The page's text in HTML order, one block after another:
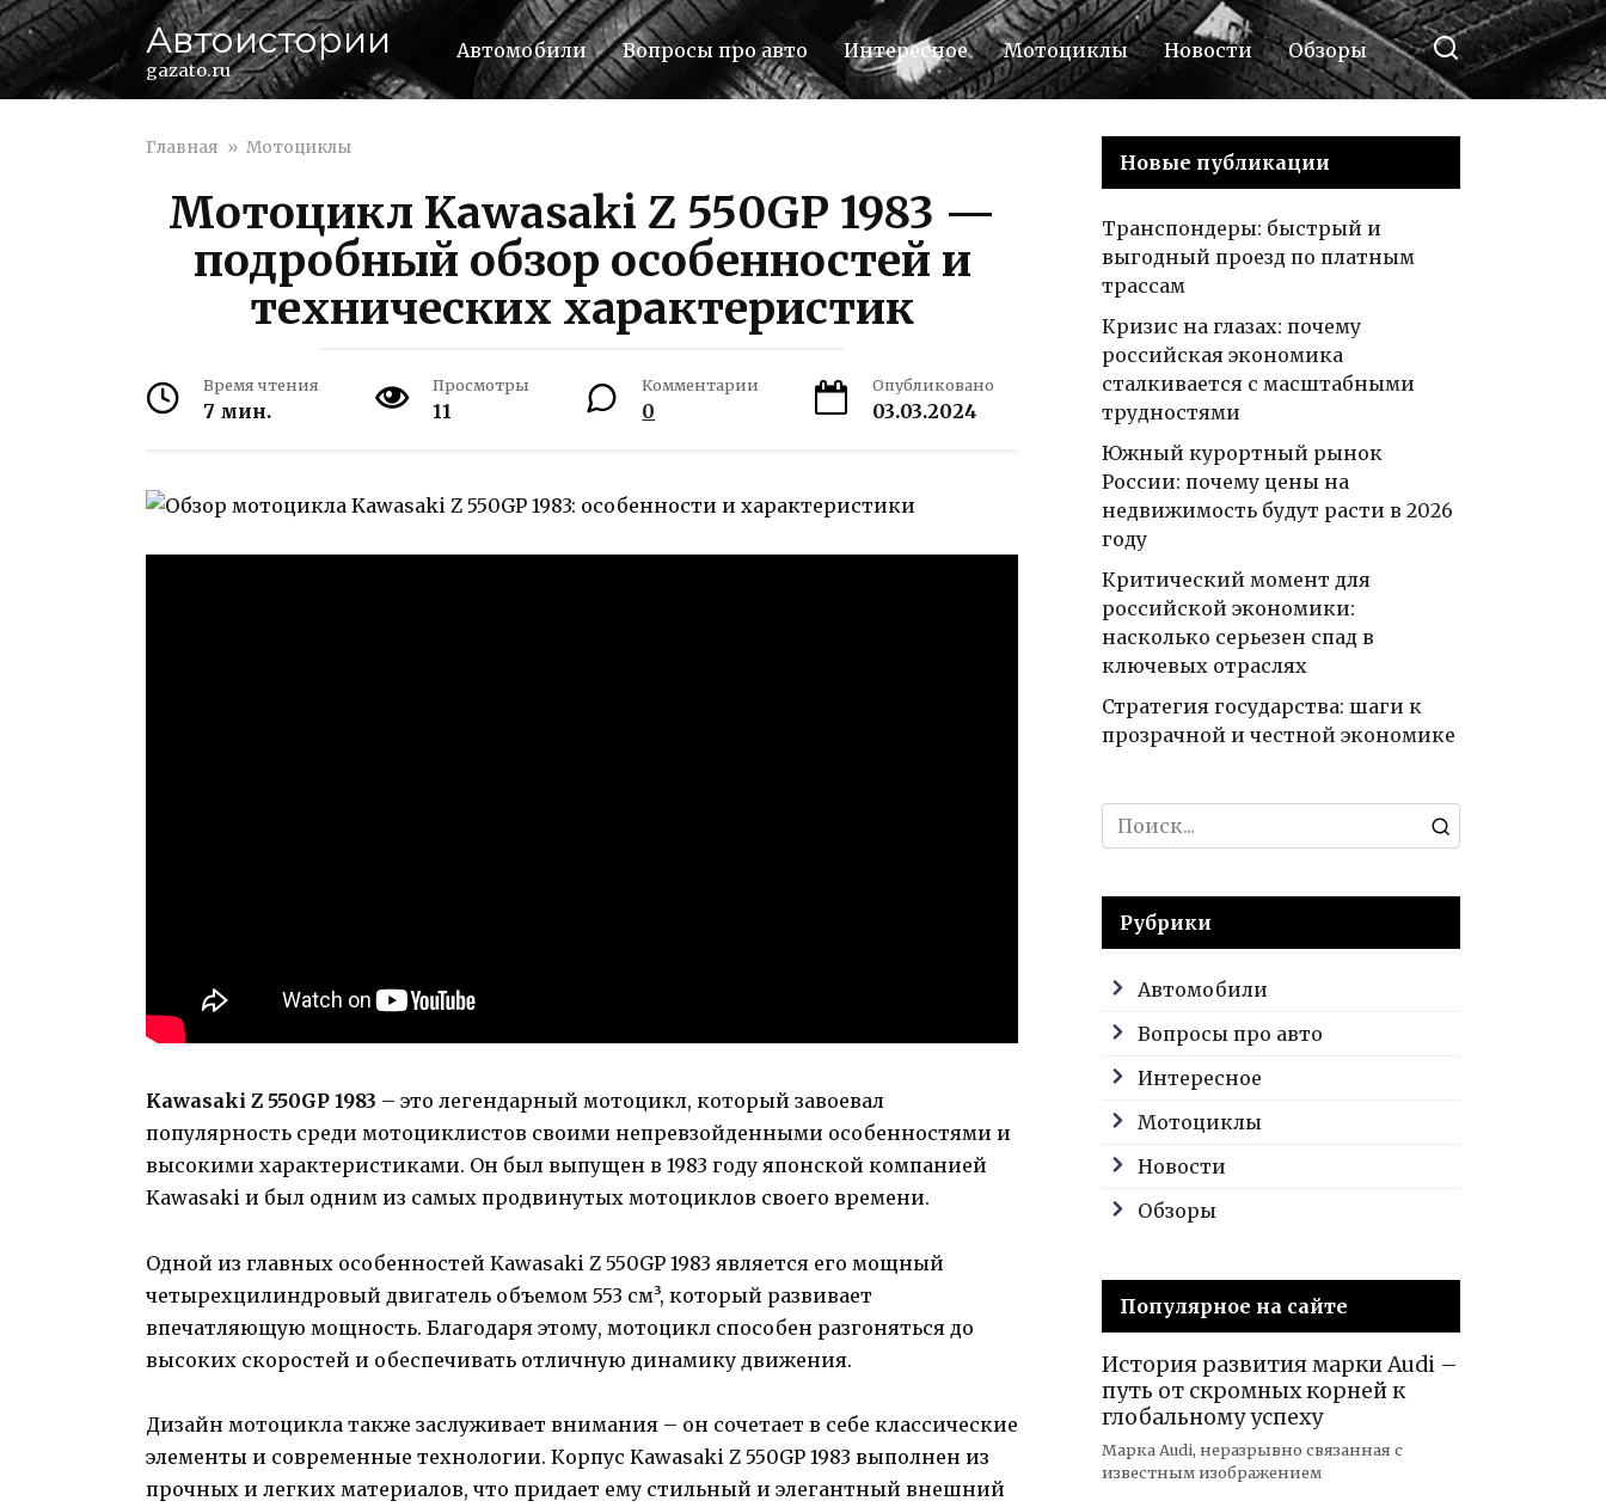
Перейти
к
контенту
Автоистории
gazato.ru
Автомобили Вопросы про авто Интересное Мотоциклы Новости Обзоры
Главная » Мотоциклы
Мотоцикл Kawasaki Z 550GP 1983 —
подробный обзор особенностей и
технических характеристик
Время чтения
7 мин.
Просмотры
11
Комментарии
0
Опубликовано
03.03.2024
Kawasaki Z 550GP 1983 – это легендарный мотоцикл, который завоевал
популярность среди мотоциклистов своими непревзойденными особенностями и
высокими характеристиками. Он был выпущен в 1983 году японской компанией
Kawasaki и был одним из самых продвинутых мотоциклов своего времени.
Одной из главных особенностей Kawasaki Z 550GP 1983 является его мощный
четырехцилиндровый двигатель объемом 553 см³, который развивает
впечатляющую мощность. Благодаря этому, мотоцикл способен разгоняться до
высоких скоростей и обеспечивать отличную динамику движения.
Дизайн мотоцикла также заслуживает внимания – он сочетает в себе классические
элементы и современные технологии. Корпус Kawasaki Z 550GP 1983 выполнен из
прочных и легких материалов, что придает ему стильный и элегантный внешний
Новые публикации
Транспондеры: быстрый и
выгодный проезд по платным
трассам
Кризис на глазах: почему
российская экономика
сталкивается с масштабными
трудностями
Южный курортный рынок
России: почему цены на
недвижимость будут расти в 2026
году
Критический момент для
российской экономики:
насколько серьезен спад в
ключевых отраслях
Стратегия государства: шаги к
прозрачной и честной экономике
Search
for:
Рубрики
Автомобили
Вопросы про авто
Интересное
Мотоциклы
Новости
Обзоры
Популярное на сайте
История развития марки Audi –
путь от скромных корней к
глобальному успеху
Марка Audi, неразрывно связанная с
известным изображением